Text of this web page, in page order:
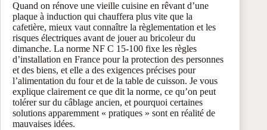
Quand on rénove une vieille cuisine en rêvant d’une
plaque à induction qui chauffera plus vite que la
cafetière, mieux vaut connaître la règlementation et les
risques électriques avant de jouer au bricoleur du
dimanche. La norme NF C 15-100 fixe les règles
d’installation en France pour la protection des personnes
et des biens, et elle a des exigences précises pour
l’alimentation du four et de la table de cuisson. Je vous
explique clairement ce que dit la norme, ce qu’on peut
tolérer sur du câblage ancien, et pourquoi certaines
solutions apparemment « pratiques » sont en réalité de
mauvaises idées.